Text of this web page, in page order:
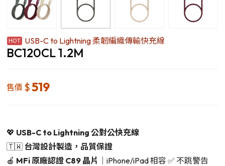
USB-C to Lightning 柔韌編織傳輸快充線
BC120CL 1.2M
售價 $519
💖 USB-C to Lightning 公對公快充線
🇹🇼 台灣設計製造，品質保證
🍎 MFi 原廠認證 C89 晶片
｜iPhone/iPad 相容 ✅ 不跳警告